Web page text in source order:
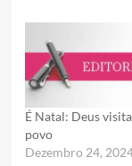
É Natal: Deus
povo
Dezembro 24,